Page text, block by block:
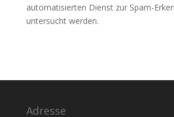
automatisierten Dienst zur Spam-
untersucht werden.
Adresse